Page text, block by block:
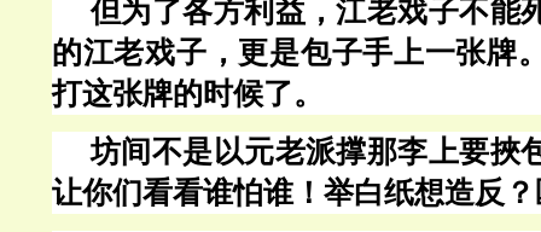
但为了各方利益，江老戏子不能
的江老戏子，更是包子手上一张牌
打这张牌的时候了。
坊间不是以元老派撑那李上要挾
让你们看看谁怕谁！举白纸想造反